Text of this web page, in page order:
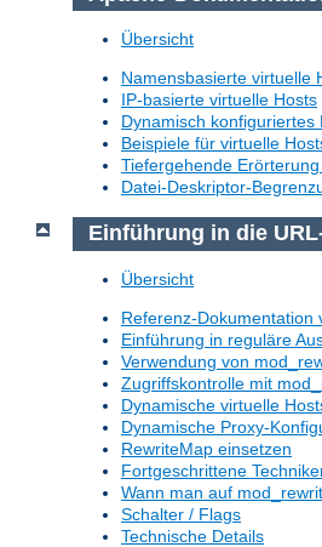
Übersicht
Namensbasierte virtuelle
IP-basierte virtuelle Hosts
Dynamisch konfiguriertes
Beispiele für virtuelle
Tiefergehende
Datei-Deskriptor-
Einführung in die
Übersicht
Referenz-Dokumentation
Einführung in reguläre
Verwendung von
Zugriffskontrolle mit
Dynamische virtuelle
Dynamische Proxy-
RewriteMap einsetzen
Fortgeschrittene
Wann man auf
Schalter / Flags
Technische Details